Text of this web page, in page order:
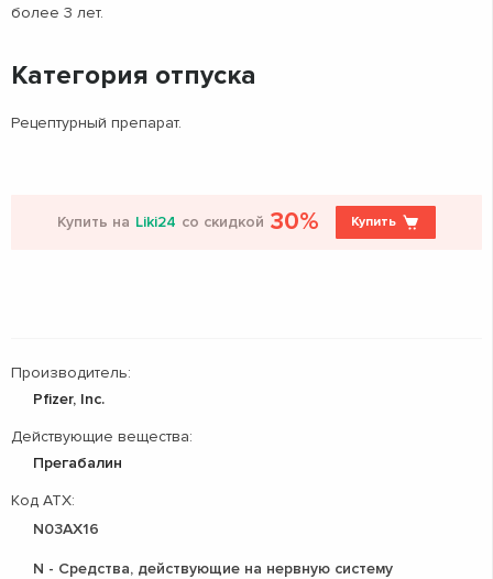
более 3 лет.
Категория отпуска
Рецептурный препарат.
Купить на Liki24 со скидкой 30% Купить
Производитель:
Pfizer, Inc.
Действующие вещества:
Прегабалин
Код АТХ:
N03AX16
N - Средства, действующие на нервную систему